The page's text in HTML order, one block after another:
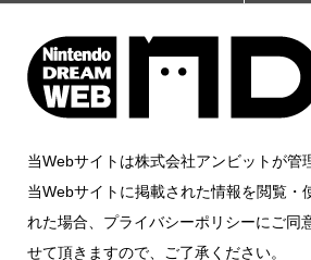
当Webサイトは株式会社アンビットが管
当Webサイトに掲載された情報を閲覧・
れた場合、プライバシーポリシーにご同
せて頂きますので、ご了承ください。